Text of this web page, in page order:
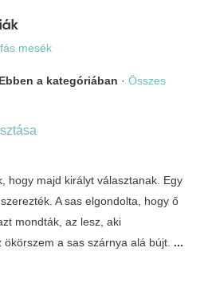
mesék
Ebben a kategóriában · Összes
hogy majd királyt választanak. Egy
A sas elgondolta, hogy ő
mondták, az lesz, aki
a sas szárnya alá bújt. ...